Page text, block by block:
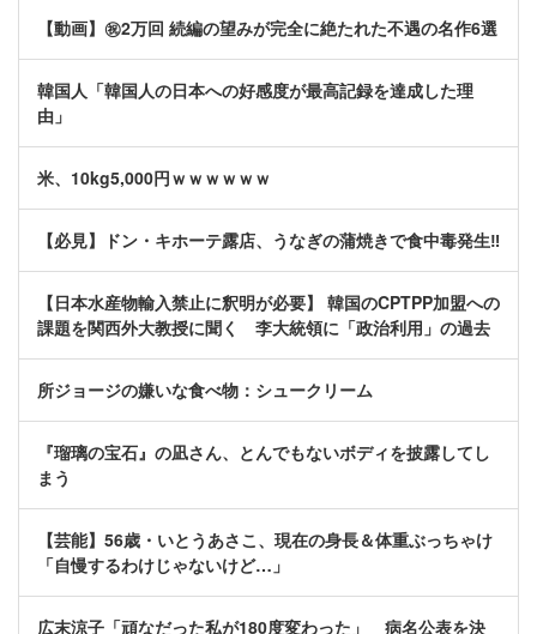
【動画】㊗️2万回 続編の望みが完全に絶たれた不遇の名作6選
韓国人「韓国人の日本への好感度が最高記録を達成した理
由」
米、10kg5,000円ｗｗｗｗｗｗ
【必見】ドン・キホーテ露店、うなぎの蒲焼きで食中毒発生‼
【日本水産物輸入禁止に釈明が必要】 韓国のCPTPP加盟への
課題を関西外大教授に聞く 李大統領に「政治利用」の過去
所ジョージの嫌いな食べ物：シュークリーム
『瑠璃の宝石』の凪さん、とんでもないボディを披露してし
まう
【芸能】56歳・いとうあさこ、現在の身長＆体重ぶっちゃけ
「自慢するわけじゃないけど…」
広末涼子「頑なだった私が180度変わった」 病名公表を決